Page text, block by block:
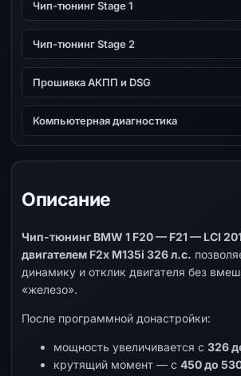
Чип-тюнинг Stage 1
Чип-тюнинг Stage 2
Прошивка АКПП и DSG
Компьютерная диагностика
Описание
Чип-тюнинг BMW 1 F20 — F21 — LCI
двигателем F2x M135i 326 л.с.
динамику и отклик двигателя без
«железо».
После программной донастройки:
мощность увеличивается с 326
крутящий момент — с 450 до